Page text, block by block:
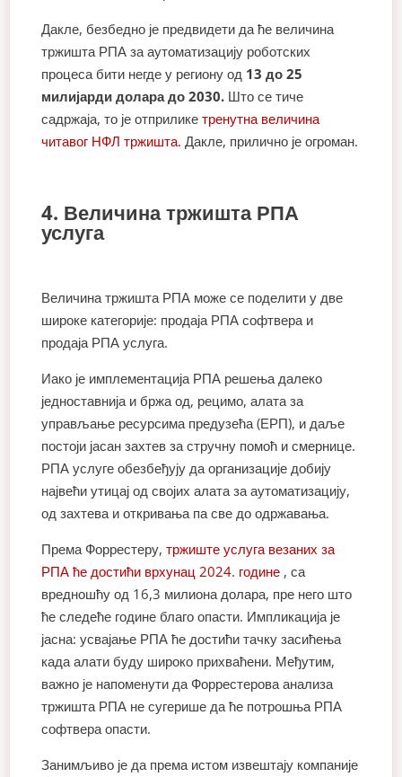
Дакле, безбедно је предвидети да ће величина
тржишта РПА за аутоматизацију роботских
процеса бити негде у региону од 13 до 25
милијарди долара до 2030. Што се тиче
садржаја, то је отприликетренутна величина
читавог НФЛ тржишта. Дакле, прилично је огроман.
4. Величина тржишта РПА
услуга
Величина тржишта РПА може се поделити у две
широке категорије: продаја РПА софтвера и
продаја РПА услуга.
Иако је имплементација РПА решења далеко
једноставнија и бржа од, рецимо, алата за
управљање ресурсима предузећа (ЕРП), и даље
постоји јасан захтев за стручну помоћ и смернице.
РПА услуге обезбеђују да организације добију
највећи утицај од својих алата за аутоматизацију,
од захтева и откривања па све до одржавања.
Према Форрестеру,тржиште услуга везаних за
РПА ће достићи врхунац 2024. године , са
вредношћу од 16,3 милиона долара, пре него што
ће следеће године благо опасти. Импликација је
јасна: усвајање РПА ће достићи тачку засићења
када алати буду широко прихваћени. Међутим,
важно је напоменути да Форрестерова анализа
тржишта РПА не сугерише да ће потрошња РПА
софтвера опасти.
Занимљиво је да према истом извештају компаније